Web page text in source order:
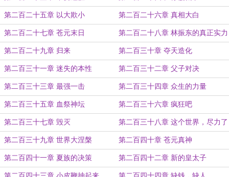
第二百二十五章 以大欺小 第二百二十六章 真相大白
第二百二十七章 苍元末日 第二百二十八章 林振东的真正实力
第二百二十九章 归来 第二百三十章 夺天造化
第二百三十一章 迷失的本性 第二百三十二章 父子对决
第二百三十三章 最强一击 第二百三十四章 众生的力量
第二百三十五章 血祭神坛 第二百三十六章 疯狂吧
第二百三十七章 毁灭 第二百三十八章 这个世界，尽力了
第二百三十九章 世界大涅槃 第二百四十章 苍元真神
第二百四十一章 夏族的决策 第二百四十二章 新的皇太子